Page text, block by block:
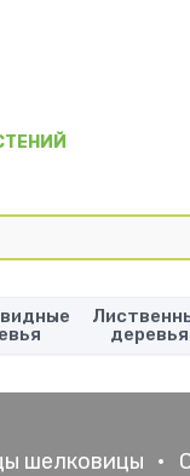
деревья
шелковицы •